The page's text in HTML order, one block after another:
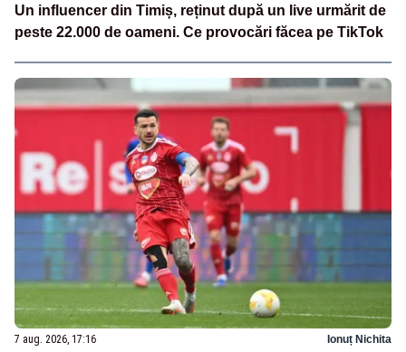
Un influencer din Timiș, reținut după un live urmărit de
peste 22.000 de oameni. Ce provocări făcea pe TikTok
7 aug. 2026, 17:16 Ionuț Nichita